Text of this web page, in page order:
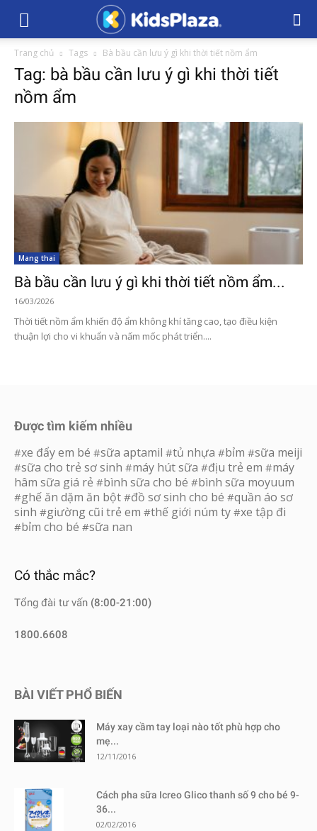
Trang chủ Tags Bà bầu cần lưu ý gì khi thời tiết nồm ẩm
Tag: bà bầu cần lưu ý gì khi thời tiết
nồm ẩm
Mang thai
Bà bầu cần lưu ý gì khi thời tiết nồm ẩm...
16/03/2026
Thời tiết nồm ẩm khiến độ ẩm không khí tăng cao, tạo điều kiện
thuận lợi cho vi khuẩn và nấm mốc phát triển....
Được tìm kiếm nhiều
#xe đẩy em bé #sữa aptamil #tủ nhựa #bỉm #sữa meiji
#sữa cho trẻ sơ sinh #máy hút sữa #địu trẻ em #máy
hâm sữa giá rẻ #bình sữa cho bé #bình sữa moyuum
#ghế ăn dặm ăn bột #đồ sơ sinh cho bé #quần áo sơ
sinh #giường cũi trẻ em #thế giới núm ty #xe tập đi
#bỉm cho bé #sữa nan
Có thắc mắc?
Tổng đài tư vấn (8:00-21:00)
1800.6608
BÀI VIẾT PHỔ BIẾN
Máy xay cầm tay loại nào tốt phù hợp cho
mẹ...
12/11/2016
Cách pha sữa Icreo Glico thanh số 9 cho bé 9-
36...
02/02/2016